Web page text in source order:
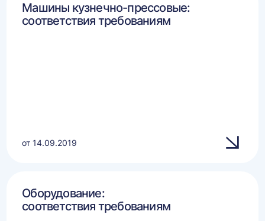
Машины кузнечно-прессовые:
соответствия требованиям
от 14.09.2019
Оборудование:
соответствия требованиям